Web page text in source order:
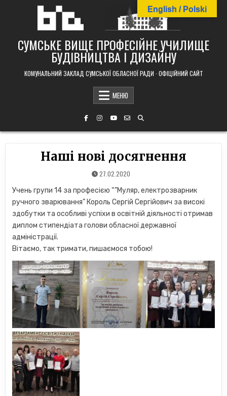
СУМСЬКЕ ВИЩЕ ПРОФЕСІЙНЕ УЧИЛИЩЕ
БУДІВНИЦТВА І ДИЗАЙНУ
КОМУНАЛЬНИЙ ЗАКЛАД СУМСЬКОЇ ОБЛАСНОЇ РАДИ · ОФІЦІЙНИЙ САЙТ
МЕНЮ
Наші нові досягнення
27.02.2020
Учень групи 14 за професією “”Муляр, електрозварник
ручного зварювання” Король Сергій Сергійович за високі
здобутки та особливі успіхи в освітній діяльності отримав
диплом стипендіата голови обласної державної
адміністрації.
Вітаємо, так тримати, пишаємося тобою!
English / Polski